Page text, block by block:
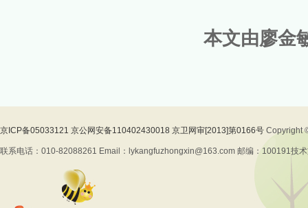
本文由廖金
京ICP备05033121 京公网安备110402430018 京卫网审[2013]第0166号 Copyright
联系电话：010-82088261 Email：lykangfuzhongxin@163.com 邮编：100191技